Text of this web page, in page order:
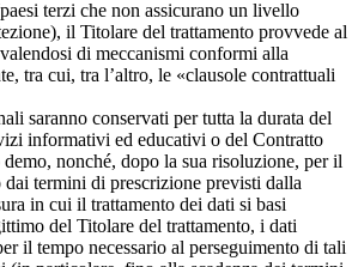
terzi che non assicurano un livello
il Titolare del trattamento provvede al
di meccanismi conformi alla
tra cui, tra l’altro, le «clausole contrattuali
saranno conservati per tutta la durata del
informativi ed educativi o del Contratto
nonché, dopo la sua risoluzione, per il
termini di prescrizione previsti dalla
in cui il trattamento dei dati si basi
del Titolare del trattamento, i dati
il tempo necessario al perseguimento di tali